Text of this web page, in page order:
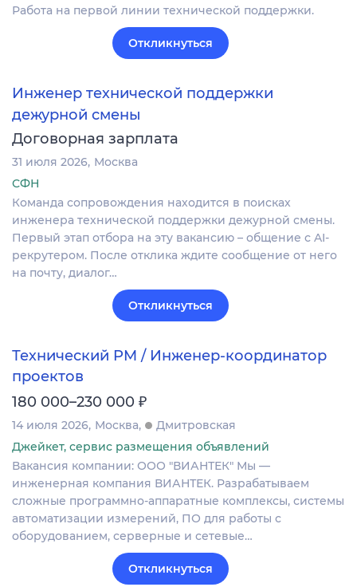
Работа на первой линии технической поддержки.
Откликнуться
Инженер технической поддержки
дежурной смены
Договорная зарплата
31 июля 2026 Москва
СФН
Команда сопровождения находится в поисках
инженера технической поддержки дежурной смены.
Первый этап отбора на эту вакансию – общение с AI-
рекрутером. После отклика ждите сообщение от него
на почту, диалог…
Откликнуться
Технический PM / Инженер-координатор
проектов
180 000–230 000 ₽
14 июля 2026 Москва
Дмитровская
Джейкет, сервис размещения объявлений
Вакансия компании: ООО "ВИАНТЕК" Мы —
инженерная компания ВИАНТЕК. Разрабатываем
сложные программно-аппаратные комплексы, системы
автоматизации измерений, ПО для работы с
оборудованием, серверные и сетевые…
Откликнуться